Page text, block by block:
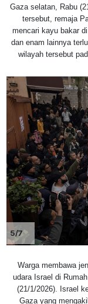
Gaza selatan, Rabu
tersebut, remaja
mencari kayu bakar
dan enam lainnya
wilayah tersebut
5/7
Warga membawa
udara Israel di
(21/1/2026). Israel
Gaza yang